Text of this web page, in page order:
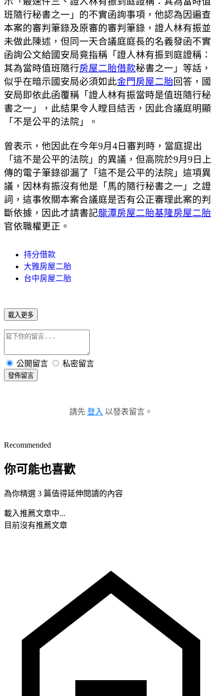
班隨行秘書之一」的不實函詢事項，他認為因遍查
本案的審判筆錄及原審的審判筆錄，證人林有振並
未做此陳述，但同一天合議庭庭長的名義發函不實
函詢公文給國安局竟指稱「證人林有振到庭證稱：
其為當時值班隨行房屋二胎借款秘書之一」等話，
似乎在暗示國安局必須如此金門房屋二胎回答，國
安局即依此函覆稱「證人林有振當時是值班隨行秘
書之一」，此結果令人瞠目結舌，因此合議庭明顯
「不是公平的法院」。
曾表示，他因此在今年9月4日審判時，當庭提出
「這不是公平的法院」的異議，但高院於9月9日上
傳的電子筆錄卻漏了「這不是公平的法院」這項異
議，因林有振沒有他是「馬的隨行秘書之一」之證
詞，這事攸關本案合議庭是否有公正審理此案的判
斷依據，因此才請書記龍潭房屋二胎基隆房屋二胎
官依職權更正。
持分借款
大雅房屋二胎
台中房屋二胎
載入更多
公開留言 私密留言
發佈留言
請先 登入 以發表留言。
Recommended
你可能也喜歡
為你精選 3 篇值得延伸閱讀的內容
載入推薦文章中...
目前沒有推薦文章